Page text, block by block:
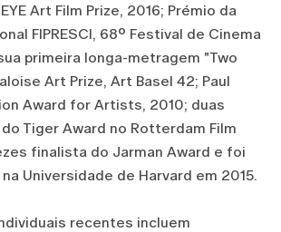
Art Film Prize, 2016; Prémio da
FIPRESCI, 68º Festival de Cinema
primeira longa-metragem "Two
Art Prize, Art Basel 42; Paul
Award for Artists, 2010; duas
Tiger Award no Rotterdam Film
finalista do Jarman Award e foi
Universidade de Harvard em 2015.
recentes incluem